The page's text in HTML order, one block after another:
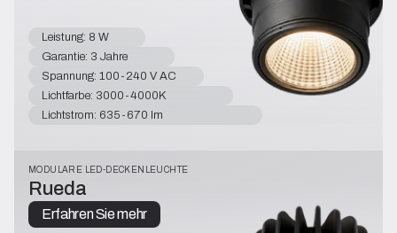
Leistung: 8 W
Garantie: 3 Jahre
Spannung: 100-240 V AC
Lichtfarbe: 3000-4000K
Lichtstrom: 635-670 lm
MODULARE LED-DECKENLEUCHTE
Rueda
Erfahren Sie mehr